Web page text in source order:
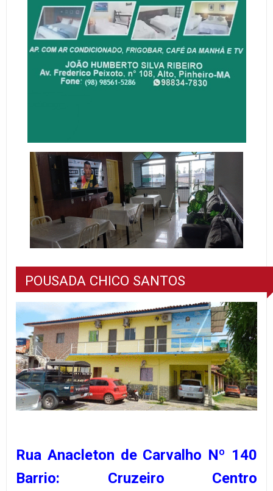
POUSADA CHICO SANTOS
Rua Anacleton de Carvalho Nº 140
Barrio: Cruzeiro Centro